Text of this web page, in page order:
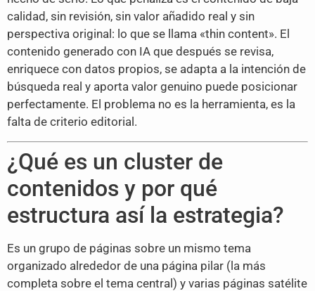
calidad, sin revisión, sin valor añadido real y sin
perspectiva original: lo que se llama «thin content». El
contenido generado con IA que después se revisa,
enriquece con datos propios, se adapta a la intención de
búsqueda real y aporta valor genuino puede posicionar
perfectamente. El problema no es la herramienta, es la
falta de criterio editorial.
¿Qué es un cluster de
contenidos y por qué
estructura así la estrategia?
Es un grupo de páginas sobre un mismo tema
organizado alrededor de una página pilar (la más
completa sobre el tema central) y varias páginas satélite